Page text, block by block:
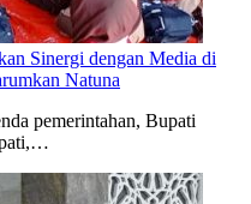
Sinergi dengan Media di
Natuna
pemerintahan, Bupati